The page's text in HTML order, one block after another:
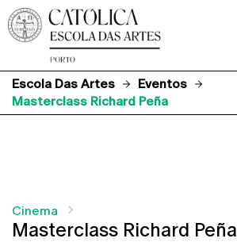
Escola Das Artes
Eventos
Masterclass Richard Peña
Cinema
Masterclass Richard Peña